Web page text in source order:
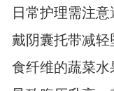
日常护理需注
戴阴囊托带减
食纤维的蔬菜